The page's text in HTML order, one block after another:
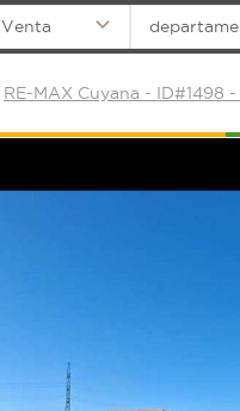
Venta
RE-MAX Cuyana - ID#1498